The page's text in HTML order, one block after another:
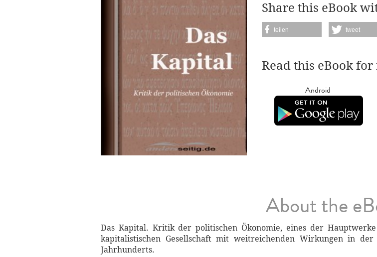
Share this eBook
teilen tweet
Read this eBook
Android
About the
Das Kapital. Kritik der politischen Ökonomie, eines der
kapitalistischen Gesellschaft mit weitreichenden Wirkungen in
Jahrhunderts.